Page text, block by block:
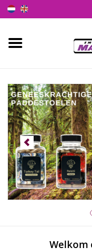
Home
Smartshop
Headshop
SEEDSHOP
Health Supplies
Rituals & WierookWelkom